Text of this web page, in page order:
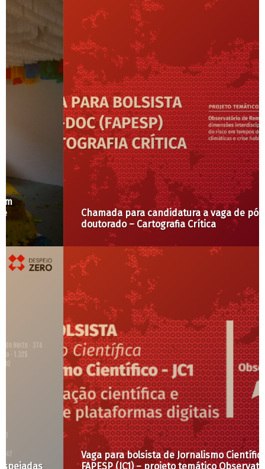
Chamada para candidatura a vaga de pós-
doutorado – Cartografia Crítica
Vaga para bolsista de Jornalismo Científico
FAPESP (JC1) – projeto temático Observatório de